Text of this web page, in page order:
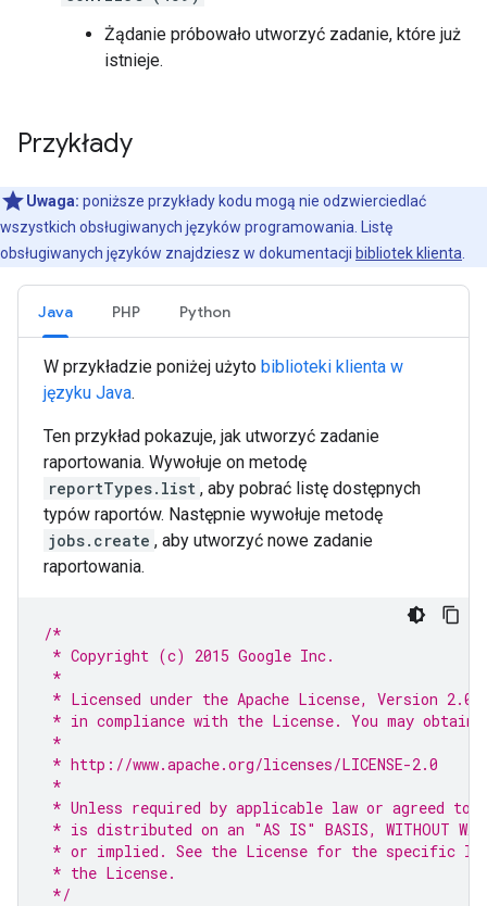
Żądanie próbowało utworzyć zadanie, które już
istnieje.
Przykłady
Uwaga: poniższe przykłady kodu mogą nie odzwierciedlać
wszystkich obsługiwanych języków programowania. Listę
obsługiwanych języków znajdziesz w dokumentacji bibliotek klienta
Java PHP Python
W przykładzie poniżej użyto biblioteki klienta w
języku Java.
Ten przykład pokazuje, jak utworzyć zadanie
raportowania. Wywołuje on metodę
reportTypes.list , aby pobrać listę dostępnych
typów raportów. Następnie wywołuje metodę
jobs.create , aby utworzyć nowe zadanie
raportowania.
/*
* Copyright (c) 2015 Google Inc.
*
* Licensed under the Apache License, Version
* in compliance with the License. You may
*
* http://www.apache.org/licenses/LICENSE-2.0
*
* Unless required by applicable law or agreed
* is distributed on an "AS IS" BASIS, WITHOUT
* or implied. See the License for the specific
* the License.
*/